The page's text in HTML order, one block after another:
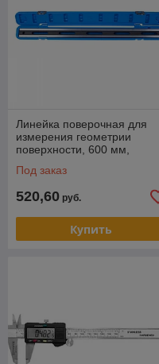
Линейка поверочная для
измерения геометрии
поверхности, 600 мм,
00520
Под заказ
520,60 руб.
Купить